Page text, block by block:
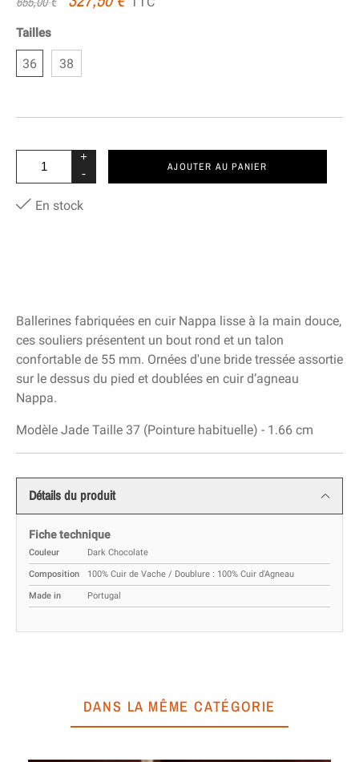
Tailles
36 38
+
-
AJOUTER AU PANIER
En stock
Ballerines fabriquées en cuir Nappa lisse à la main douce,
ces souliers présentent un bout rond et un talon
confortable de 55 mm. Ornées d'une bride tressée assortie
sur le dessus du pied et doublées en cuir d’agneau
Nappa.
Modèle Jade Taille 37 (Pointure habituelle) - 1.66 cm
Détails du produit
Fiche technique
Couleur Dark Chocolate
Composition 100% Cuir de Vache / Doublure : 100% Cuir d'Agneau
Made in Portugal
DANS LA MÊME CATÉGORIE